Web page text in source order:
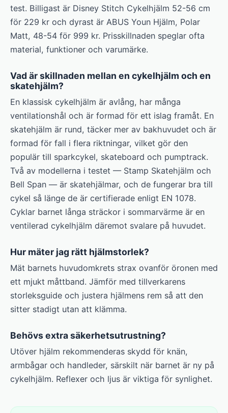
test. Billigast är Disney Stitch Cykelhjälm 52-56 cm
för 229 kr och dyrast är ABUS Youn Hjälm, Polar
Matt, 48-54 för 999 kr. Prisskillnaden speglar ofta
material, funktioner och varumärke.
Vad är skillnaden mellan en cykelhjälm och en
skatehjälm?
En klassisk cykelhjälm är avlång, har många
ventilationshål och är formad för ett islag framåt. En
skatehjälm är rund, täcker mer av bakhuvudet och är
formad för fall i flera riktningar, vilket gör den
populär till sparkcykel, skateboard och pumptrack.
Två av modellerna i testet — Stamp Skatehjälm och
Bell Span — är skatehjälmar, och de fungerar bra till
cykel så länge de är certifierade enligt EN 1078.
Cyklar barnet långa sträckor i sommarvärme är en
ventilerad cykelhjälm däremot svalare på huvudet.
Hur mäter jag rätt hjälmstorlek?
Mät barnets huvudomkrets strax ovanför öronen med
ett mjukt måttband. Jämför med tillverkarens
storleksguide och justera hjälmens rem så att den
sitter stadigt utan att klämma.
Behövs extra säkerhetsutrustning?
Utöver hjälm rekommenderas skydd för knän,
armbågar och handleder, särskilt när barnet är ny på
cykelhjälm. Reflexer och ljus är viktiga för synlighet.